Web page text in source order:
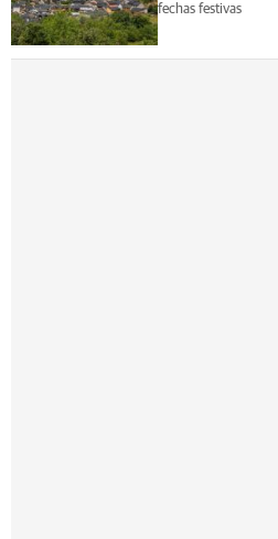
fechas festivas